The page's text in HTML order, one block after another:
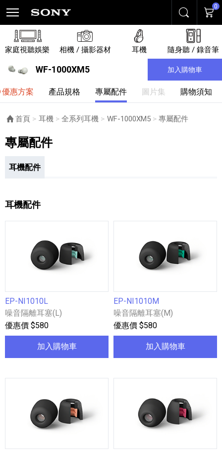
搜尋 購物
0
家庭視聽娛樂 相機 / 攝影器材 耳機 隨身聽 / 錄音筆
WF-1000XM5 加入購物車
優惠方案 產品規格 專屬配件 圖片集 購物須知
首頁 耳機 全系列耳機 WF-1000XM5 目前頁面：
專屬配件
專屬配件
耳機配件
耳機配件
EP-NI1010L
噪音隔離耳塞(L)
優惠價 $580
加入購物車
EP-NI1010M
噪音隔離耳塞(M)
優惠價 $580
加入購物車